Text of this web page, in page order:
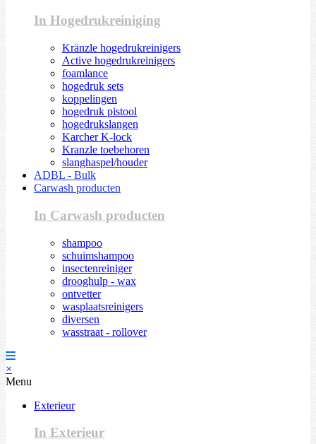
In Hogedrukreiniging
Kränzle hogedrukreinigers
Active hogedrukreinigers
foamlance
hogedruk sets
koppelingen
hogedruk pistool
hogedrukslangen
Karcher K-lock
Kranzle toebehoren
slanghaspel/houder
ADBL - Bulk
Carwash producten
In Carwash producten
shampoo
schuimshampoo
insectenreiniger
drooghulp - wax
ontvetter
wasplaatsreinigers
diversen
wasstraat - rollover
×
Menu
Exterieur
In Exterieur